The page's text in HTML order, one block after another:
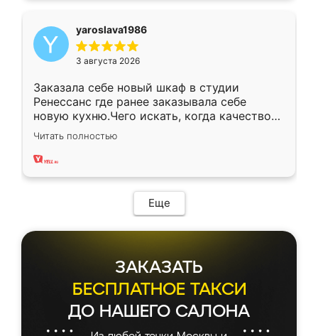
yaroslava1986
3 августа 2026
Заказала себе новый шкаф в студии
Ренессанс где ранее заказывала себе
новую кухню.Чего искать, когда качеством
вполне довольна. Служит кухня уже почти
два года, нареканий нет.
Читать полностью
Еще
ЗАКАЗАТЬ
БЕСПЛАТНОЕ ТАКСИ
ДО НАШЕГО САЛОНА